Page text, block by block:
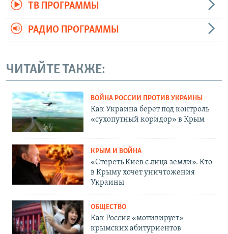
ТВ ПРОГРАММЫ
РАДИО ПРОГРАММЫ
ЧИТАЙТЕ ТАКЖЕ:
ВОЙНА РОССИИ ПРОТИВ УКРАИНЫ
Как Украина берет под контроль
«сухопутный коридор» в Крым
КРЫМ И ВОЙНА
«Стереть Киев с лица земли». Кто
в Крыму хочет уничтожения
Украины
ОБЩЕСТВО
Как Россия «мотивирует»
крымских абитуриентов